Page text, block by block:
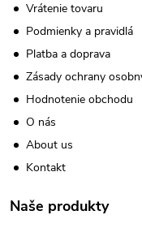
Vrátenie tovaru
Podmienky a pravidlá
Platba a doprava
Zásady ochrany
Hodnotenie obchodu
O nás
About us
Kontakt
Naše produkty